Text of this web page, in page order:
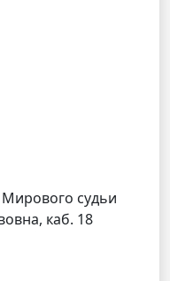
судьи
каб. 18